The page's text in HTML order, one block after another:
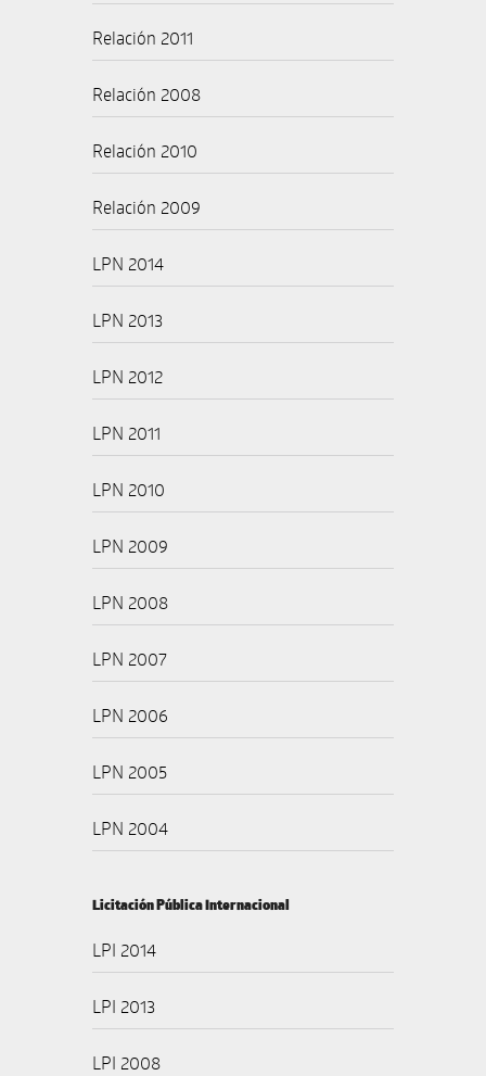
Relación 2011
Relación 2008
Relación 2010
Relación 2009
LPN 2014
LPN 2013
LPN 2012
LPN 2011
LPN 2010
LPN 2009
LPN 2008
LPN 2007
LPN 2006
LPN 2005
LPN 2004
Licitación Pública Internacional
LPI 2014
LPI 2013
LPI 2008